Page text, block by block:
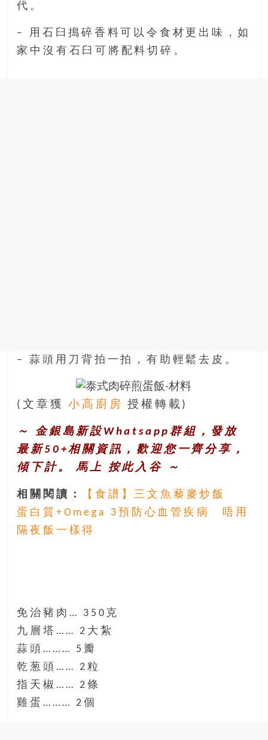
代。
– 用石臼搗碎香料可以令食材更出味，如
家中沒有石臼可將配料切碎。
– 蒜頭用刀背拍一拍，有助輕鬆去皮。
(文章獲小高廚房 授權轉載)
～ 金銀島新設Whatsapp群組，發放
最新50+相關資訊，歡迎您一齊分享，
傾下計。 馬上 按此入谷 ～
相關閱讀：
【食譜】三文魚藜麥炒飯
蛋白質+Omega 3預防心血管疾病 唔用
隔夜飯一樣得
免治豬肉… 350克
九層塔…… 2大紮
蒜頭……… 5瓣
乾葱頭…… 2粒
指天椒…… 2條
雞蛋……… 2個